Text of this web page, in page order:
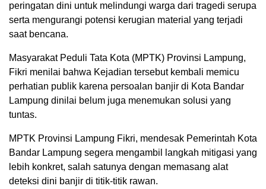
peringatan dini untuk melindungi warga dari tragedi serupa
serta mengurangi potensi kerugian material yang terjadi
saat bencana.
Masyarakat Peduli Tata Kota (MPTK) Provinsi Lampung,
Fikri menilai bahwa Kejadian tersebut kembali memicu
perhatian publik karena persoalan banjir di Kota Bandar
Lampung dinilai belum juga menemukan solusi yang
tuntas.
MPTK Provinsi Lampung Fikri, mendesak Pemerintah Kota
Bandar Lampung segera mengambil langkah mitigasi yang
lebih konkret, salah satunya dengan memasang alat
deteksi dini banjir di titik-titik rawan.